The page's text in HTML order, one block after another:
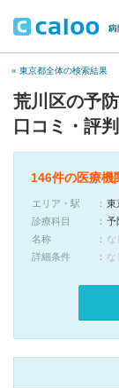
« 東京都全体の検索結果
荒川区の予
口コミ・評判
146件の医療機
エリア・駅
東
診療科目
予
名称
な
詳細条件
な